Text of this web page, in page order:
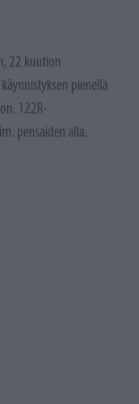
22 kuution
pienellä
122R-
pensaiden alla.